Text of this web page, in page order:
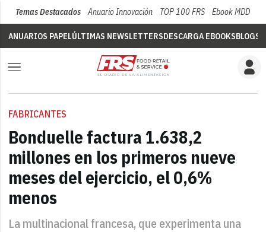
Temas Destacados Anuario Innovación TOP 100 FRS Ebook MDD
ANUARIOS PAPELÚLTIMAS NEWSLETTERSDESCARGA EBOOKSBLOGS
FABRICANTES
Bonduelle factura 1.638,2
millones en los primeros nueve
meses del ejercicio, el 0,6%
menos
La multinacional francesa, que experimenta una